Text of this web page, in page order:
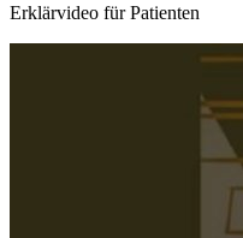
Erklärvideo für Patienten